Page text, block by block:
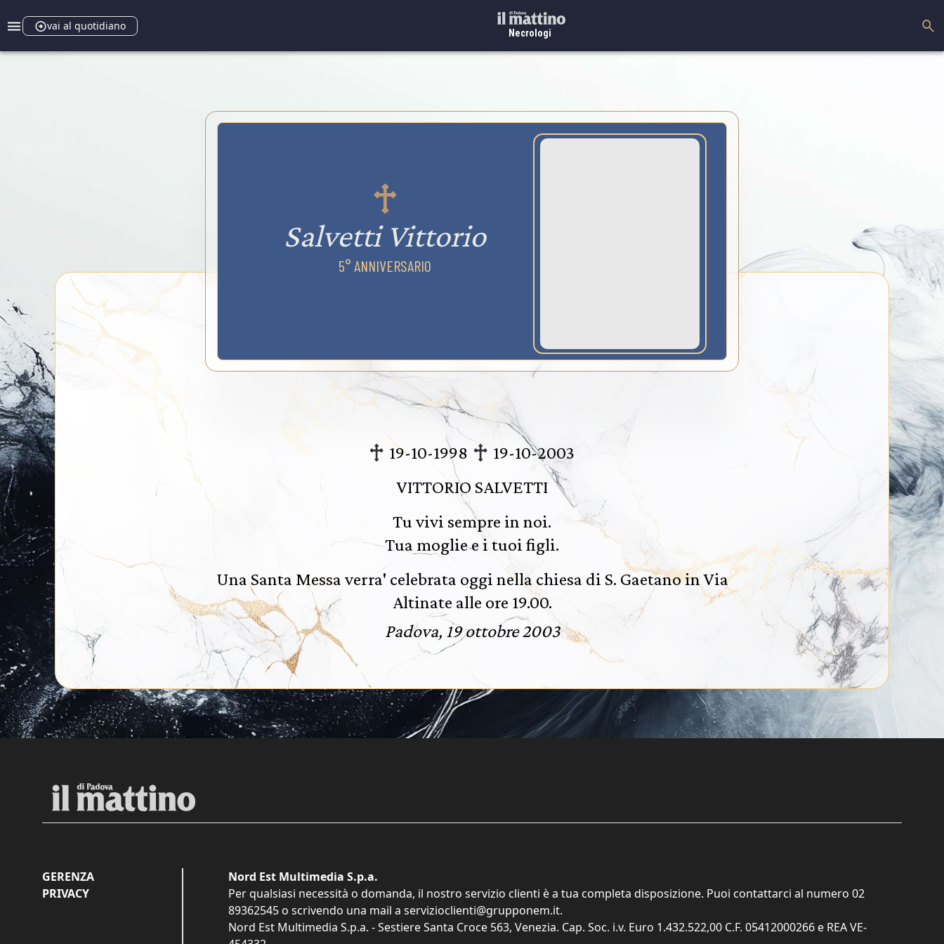
vai al quotidiano
Necrologi
Salvetti Vittorio
5° ANNIVERSARIO
19-10-1998
19-10-2003
VITTORIO SALVETTI
Tu vivi sempre in noi.
Tua moglie e i tuoi figli.
Una Santa Messa verra' celebrata oggi nella chiesa di S. Gaetano in Via
Altinate alle ore 19.00.
Padova, 19 ottobre 2003
GERENZA
PRIVACY
Nord Est Multimedia S.p.a.
Per qualsiasi necessità o domanda, il nostro servizio clienti è a tua completa disposizione. Puoi contattarci al numero 02
89362545 o scrivendo una mail a servizioclienti@grupponem.it.
Nord Est Multimedia S.p.a. - Sestiere Santa Croce 563, Venezia. Cap. Soc. i.v. Euro 1.432.522,00 C.F. 05412000266 e REA VE-